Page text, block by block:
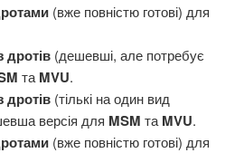
(вже повністю готові) для
дротів (дешевші, але потребує
та MVU.
дротів (тількі на один вид
версія для MSM та MVU.
(вже повністю готові) для